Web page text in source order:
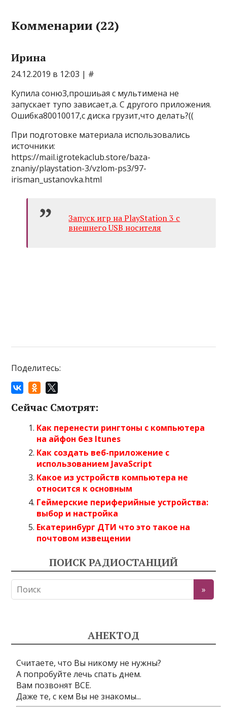
Комменарии (22)
Ирина
24.12.2019 в 12:03 | #
Купила соню3,прошиьая с мультимена не
запускает тупо зависает,а. С другого приложения.
Ошибка80010017,с диска грузит,что делать?((
При подготовке материала использовались
источники:
https://mail.igrotekaclub.store/baza-
znaniy/playstation-3/vzlom-ps3/97-
irisman_ustanovka.html
Запуск игр на PlayStation 3 с
внешнего USB носителя
Поделитесь:
Сейчас Смотрят:
Как перенести рингтоны с компьютера
на айфон без Itunes
Как создать веб-приложение с
использованием JavaScript
Какое из устройств компьютера не
относится к основным
Геймерские периферийные устройства:
выбор и настройка
Екатеринбург ДТИ что это такое на
почтовом извещении
ПОИСК РАДИОСТАНЦИЙ
АНЕКТОД
Считаете, что Вы никому не нужны?
А попробуйте лечь спать днем.
Вам позвонят ВСЕ.
Даже те, с кем Вы не знакомы...